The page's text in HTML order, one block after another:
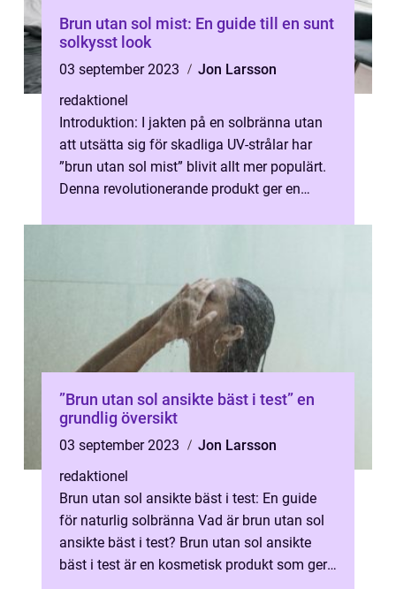
Brun utan sol mist: En guide till en sunt
solkysst look
03 september 2023
Jon Larsson
redaktionel
Introduktion: I jakten på en solbränna utan
att utsätta sig för skadliga UV-strålar har
”brun utan sol mist” blivit allt mer populärt.
Denna revolutionerande produkt ger en
”Brun utan sol ansikte bäst i test” en
grundlig översikt
03 september 2023
Jon Larsson
redaktionel
Brun utan sol ansikte bäst i test: En guide
för naturlig solbränna Vad är brun utan sol
ansikte bäst i test? Brun utan sol ansikte
bäst i test är en kosmetisk produkt som ger